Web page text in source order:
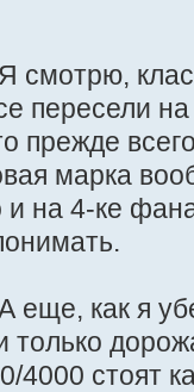
смотрю,
пересели
прежде
марка
на 4-ке
еще, как я
4000 стоят